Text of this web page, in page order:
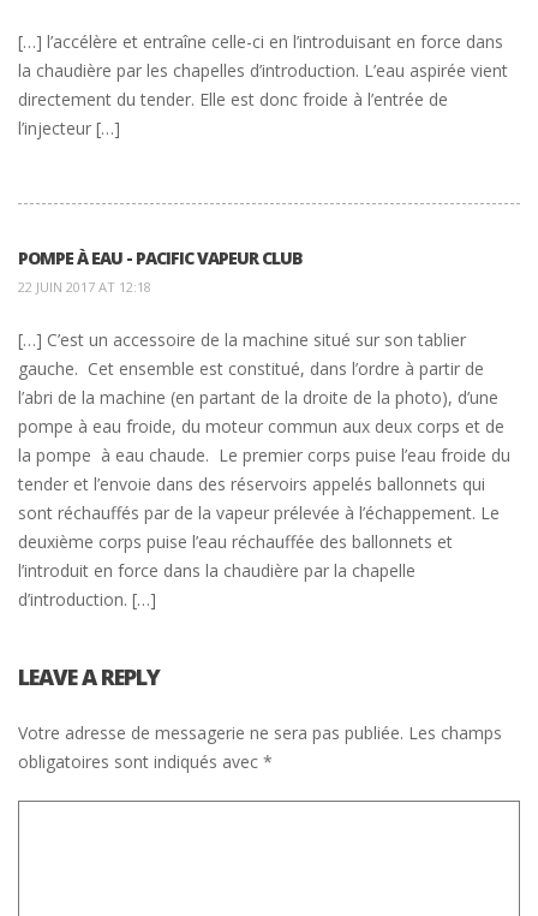
[…] l’accélère et entraîne celle-ci en l’introduisant en force dans
la chaudière par les chapelles d’introduction. L’eau aspirée vient
directement du tender. Elle est donc froide à l’entrée de
l’injecteur […]
POMPE À EAU - PACIFIC VAPEUR CLUB
22 JUIN 2017 AT 12:18
[…] C’est un accessoire de la machine situé sur son tablier
gauche. Cet ensemble est constitué, dans l’ordre à partir de
l’abri de la machine (en partant de la droite de la photo), d’une
pompe à eau froide, du moteur commun aux deux corps et de
la pompe à eau chaude. Le premier corps puise l’eau froide du
tender et l’envoie dans des réservoirs appelés ballonnets qui
sont réchauffés par de la vapeur prélevée à l’échappement. Le
deuxième corps puise l’eau réchauffée des ballonnets et
l’introduit en force dans la chaudière par la chapelle
d’introduction. […]
LEAVE A REPLY
Votre adresse de messagerie ne sera pas publiée. Les champs
obligatoires sont indiqués avec *